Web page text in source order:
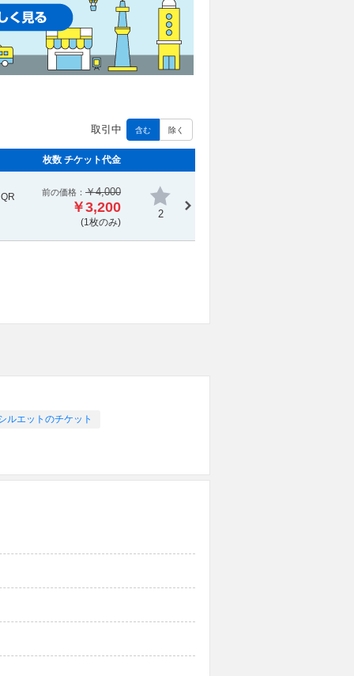
取引中 含む 除く
枚数 チケット代金
前の価格： ￥4,000
￥3,200
(1枚のみ)
2
ルエットのチケット